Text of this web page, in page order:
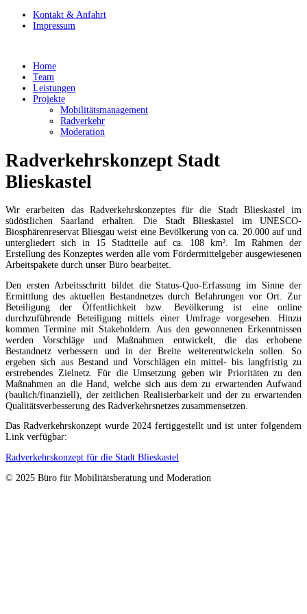
Kontakt & Anfahrt
Impressum
Home
Team
Leistungen
Projekte
Mobilitätsmanagement
Radverkehr
Moderation
Radverkehrskonzept Stadt
Blieskastel
Wir erarbeiten das Radverkehrskonzeptes für die Stadt Blieskastel im
südöstlichen Saarland erhalten. Die Stadt Blieskastel im UNESCO-
Biosphärenreservat Bliesgau weist eine Bevölkerung von ca. 20.000 auf und
untergliedert sich in 15 Stadtteile auf ca. 108 km². Im Rahmen der
Erstellung des Konzeptes werden alle vom Fördermittelgeber ausgewiesenen
Arbeitspakete durch unser Büro bearbeitet.
Den ersten Arbeitsschritt bildet die Status-Quo-Erfassung im Sinne der
Ermittlung des aktuellen Bestandnetzes durch Befahrungen vor Ort. Zur
Beteiligung der Öffentlichkeit bzw. Bevölkerung ist eine online
durchzuführende Beteiligung mittels einer Umfrage vorgesehen. Hinzu
kommen Termine mit Stakeholdern. Aus den gewonnenen Erkenntnissen
werden Vorschläge und Maßnahmen entwickelt, die das erhobene
Bestandnetz verbessern und in der Breite weiterentwickeln sollen. So
ergeben sich aus Bestand und Vorschlägen ein mittel- bis langfristig zu
erstrebendes Zielnetz. Für die Umsetzung geben wir Prioritäten zu den
Maßnahmen an die Hand, welche sich aus dem zu erwartenden Aufwand
(baulich/finanziell), der zeitlichen Realisierbarkeit und der zu erwartenden
Qualitätsverbesserung des Radverkehrsnetzes zusammensetzen.
Das Radverkehrskonzept wurde 2024 fertiggestellt und ist unter folgendem
Link verfügbar:
Radverkehrskonzept für die Stadt Blieskastel
© 2025 Büro für Mobilitätsberatung und Moderation